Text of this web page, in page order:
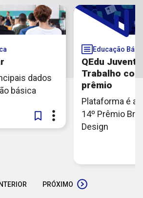
dados
básica
Educação
QEdu
Trabalho
prêmio
Plataforma é a
14º Prêmio
Design
PRÓXIMO